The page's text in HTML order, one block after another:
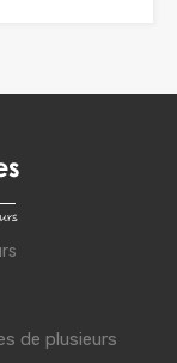
de plusieurs